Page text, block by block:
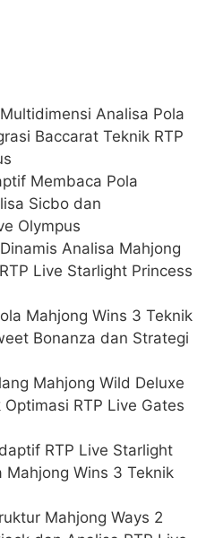
Analisa Pola
Baccarat Teknik RTP
Membaca Pola
Sicbo dan
Olympus
Analisa Mahjong
Live Starlight Princess
Mahjong Wins 3 Teknik
Bonanza dan Strategi
Mahjong Wild Deluxe
RTP Live Gates
RTP Live Starlight
Mahjong Wins 3 Teknik
Mahjong Ways 2